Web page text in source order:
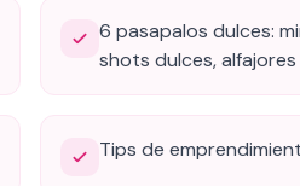
6 pasapalos dulces:
shots dulces,
Tips de